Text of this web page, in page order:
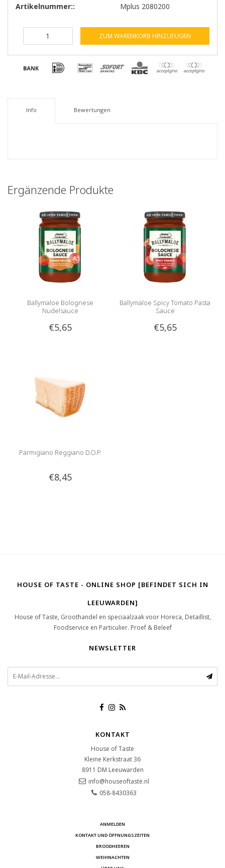
Artikelnummer:: Mplus 2080200
ZUM WARENKORB HINZUFÜGEN
Info Bewertungen
Ergänzende Produkte
Ballymaloe Bolognese
Nudelsauce
€5,65
Ballymaloe Spicy Tomato Pasta
Sauce
€5,65
Parmigiano Reggiano D.O.P.
€8,45
HOUSE OF TASTE - ONLINE SHOP [BEFINDET SICH IN
LEEUWARDEN]
House of Taste, Groothandel en speciaalzaak voor Horeca, Detaillist,
Foodservice en Particulier. Proef & Beleef
NEWSLETTER
KONTAKT
House of Taste
Kleine Kerkstraat 36
8911 DM Leeuwarden
info@houseoftaste.nl
058-8430363
ANMELDEN
KONTAKT UND ÖFFNUNGSZEITEN
BROODHEEREN
WEIHNACHTEN